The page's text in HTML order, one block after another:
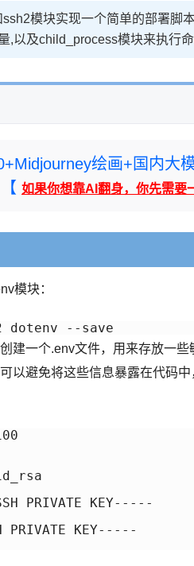
模块实现一个简单的部署脚
,以及child_process模块来执行
绘画+国内大
【 如果你想靠AI翻身，你先需要
模块：
dotenv --save
建一个.env文件，用来存放一
以避免将这些信息暴露在代码
PRIVATE KEY-----
PRIVATE KEY-----